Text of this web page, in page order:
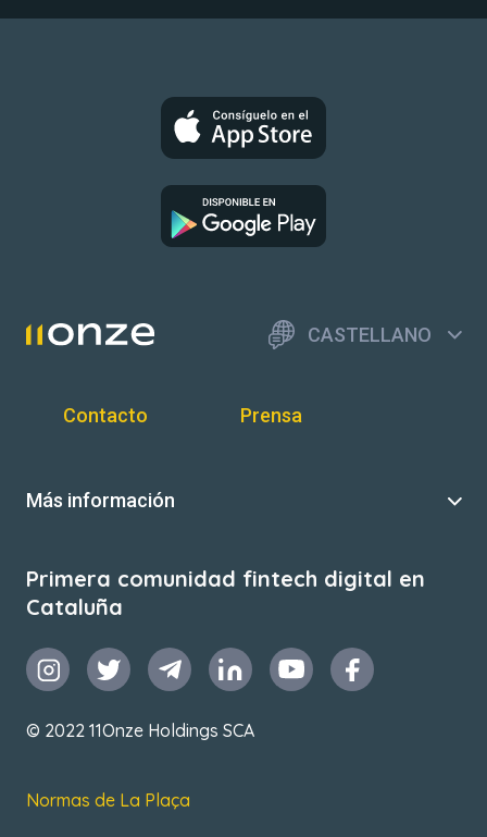
CASTELLANO
Contacto Prensa
Más información
Primera comunidad fintech digital en
Cataluña
© 2022 11Onze Holdings SCA
Normas de La Plaça